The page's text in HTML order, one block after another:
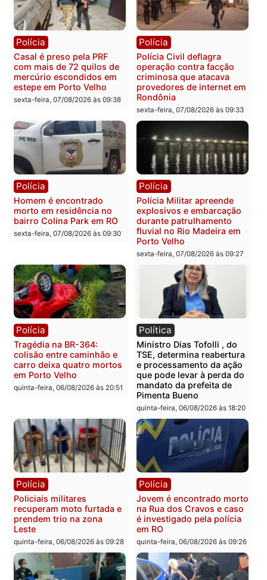
sexta-feira, 07/08/2026 às 18:49
Polícia
2 MILHÕES – Unnesa
apresenta documentos
que comprovam
transparência e legalidade
na operação alvo da PF
sexta-feira, 07/08/2026 às 12:24
Polícia
Polícia Federal apreende
400 quilos de drogas e
prende motorista em RO
sexta-feira, 07/08/2026 às
Casal é preso pela PRF
com mais de 72 quilos de
mercúrio escondidos em
estepe em Porto Velho
sexta-feira, 07/08/2026 às 09:38
Polícia
Polícia Civil deflagra
operação contra facção
criminosa que atacava
provedores de internet
Rondônia
sexta-feira, 07/08/2026 às
Homem é encontrado
morto em residência no
bairro Colina Park em RO
sexta-feira, 07/08/2026 às 09:30
Polícia
Polícia Militar apreende
explosivos e
durante patrulhamento
fluvial no Rio Madeira em
Porto Velho
sexta-feira, 07/08/2026 às
Polícia Política